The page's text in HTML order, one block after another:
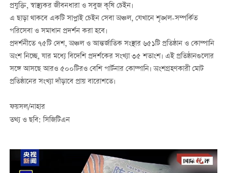
প্রযুক্তি, স্বাস্থ্যকর জীবনধারা ও সবুজ কৃষি চেইন।
এ ছাড়া থাকবে একটি সাপ্লাই চেইন সেবা অঞ্চল, যেখানে শৃঙ্খল-সম্পর্কিত
পরিসেবা ও সমাধান প্রদর্শন করা হবে।
প্রদর্শনীতে ৭৫টি দেশ, অঞ্চল ও আন্তর্জাতিক সংস্থার ৬৫১টি প্রতিষ্ঠান ও কোম্পানি
অংশ নিচ্ছে, যার মধ্যে বিদেশি প্রদর্শকের সংখ্যা ৩৫ শতাংশ। এই প্রতিষ্ঠানগুলোর
সঙ্গে আসছে আরও ৫০০টিরও বেশি পার্টনার কোম্পানি। অংশগ্রহণকারী মোট
প্রতিষ্ঠানের সংখ্যা দাঁড়াবে প্রায় বারোশতে।
ফয়সল/নাহার
তথ্য ও ছবি: সিজিটিএন